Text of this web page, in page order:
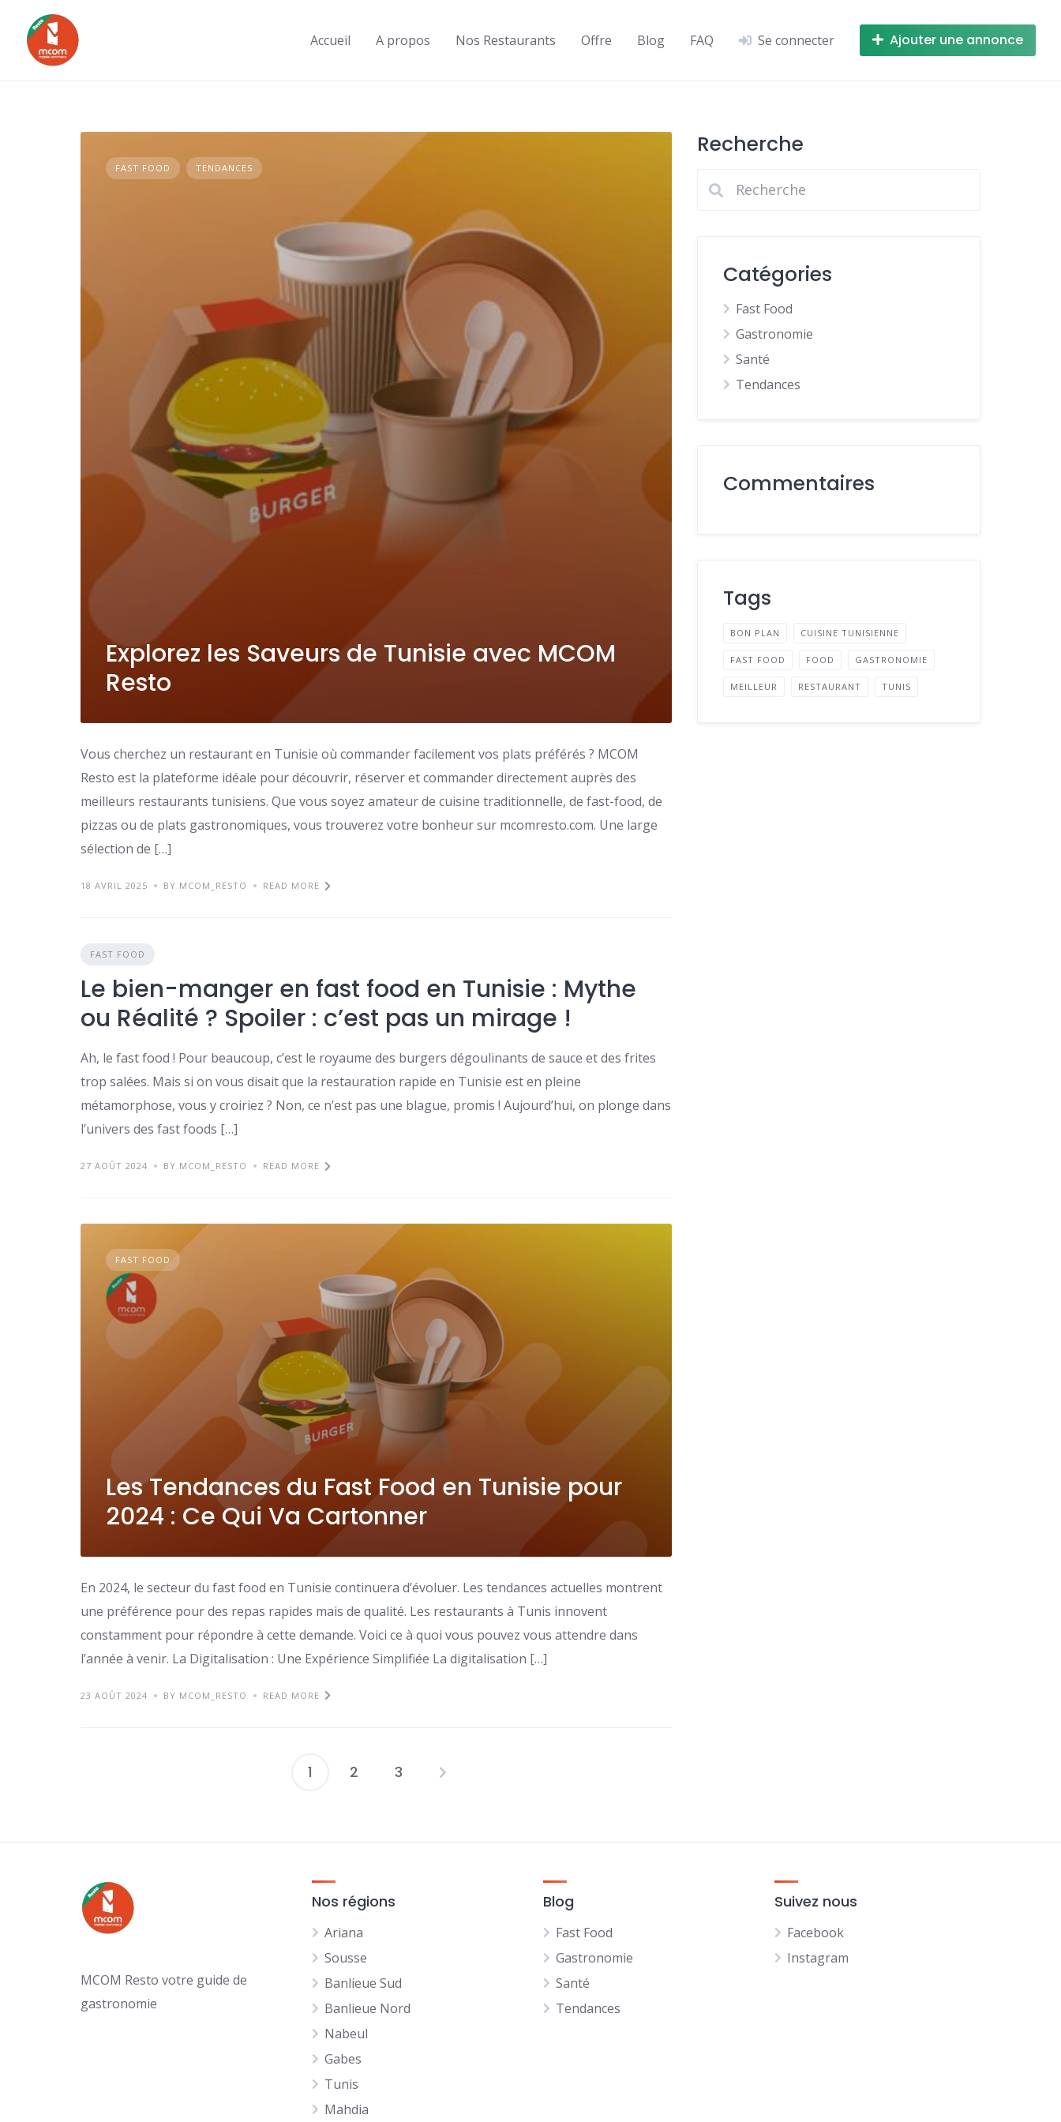
content
Accueil A propos Nos Restaurants Offre Blog FAQ Se connecter Ajouter une annonce
FAST FOOD TENDANCES
Explorez les Saveurs de Tunisie avec MCOM
Resto
Vous cherchez un restaurant en Tunisie où commander facilement vos plats préférés ? MCOM
Resto est la plateforme idéale pour découvrir, réserver et commander directement auprès des
meilleurs restaurants tunisiens. Que vous soyez amateur de cuisine traditionnelle, de fast-food, de
pizzas ou de plats gastronomiques, vous trouverez votre bonheur sur mcomresto.com. Une large
sélection de […]
18 AVRIL 2025 BY MCOM_RESTO READ MORE
FAST FOOD
Le bien-manger en fast food en Tunisie : Mythe
ou Réalité ? Spoiler : c’est pas un mirage !
Ah, le fast food ! Pour beaucoup, c’est le royaume des burgers dégoulinants de sauce et des frites
trop salées. Mais si on vous disait que la restauration rapide en Tunisie est en pleine
métamorphose, vous y croiriez ? Non, ce n’est pas une blague, promis ! Aujourd’hui, on plonge dans
l’univers des fast foods […]
27 AOÛT 2024 BY MCOM_RESTO READ MORE
FAST FOOD
Les Tendances du Fast Food en Tunisie pour
2024 : Ce Qui Va Cartonner
En 2024, le secteur du fast food en Tunisie continuera d’évoluer. Les tendances actuelles montrent
une préférence pour des repas rapides mais de qualité. Les restaurants à Tunis innovent
constamment pour répondre à cette demande. Voici ce à quoi vous pouvez vous attendre dans
l’année à venir. La Digitalisation : Une Expérience Simplifiée La digitalisation […]
23 AOÛT 2024 BY MCOM_RESTO READ MORE
Pagination
1 2 3
Recherche
Catégories
Fast Food
Gastronomie
Santé
Tendances
Commentaires
Tags
BON PLAN CUISINE TUNISIENNE
FAST FOOD FOOD GASTRONOMIE
MEILLEUR RESTAURANT TUNIS
MCOM Resto votre guide de
gastronomie
Nos régions
Ariana
Sousse
Banlieue Sud
Banlieue Nord
Nabeul
Gabes
Tunis
Mahdia
Blog
Fast Food
Gastronomie
Santé
Tendances
Suivez nous
Facebook
Instagram